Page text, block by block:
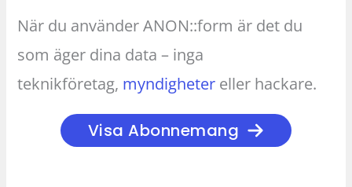
När du använder ANON::form är det du
som äger dina data – inga
teknikföretag, myndigheter eller hackare.
Visa Abonnemang